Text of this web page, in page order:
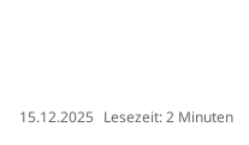
15.12.2025 Lesezeit: 2 Minuten